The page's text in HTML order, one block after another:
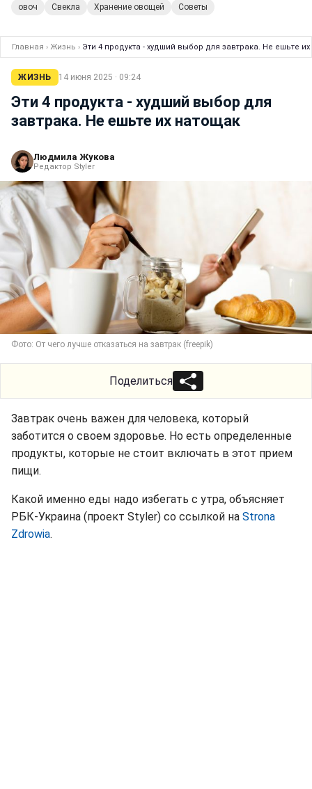
овоч Свекла Хранение овощей Советы
Главная › Жизнь › Эти 4 продукта - худший выбор для завтрака. Не ешьте
ЖИЗНЬ 14 июня 2025 · 09:24
Эти 4 продукта - худший выбор для
завтрака. Не ешьте их натощак
Людмила Жукова
Редактор Styler
Фото: От чего лучше отказаться на завтрак (freepik)
Поделиться
Завтрак очень важен для человека, который
заботится о своем здоровье. Но есть определенные
продукты, которые не стоит включать в этот прием
пищи.
Какой именно еды надо избегать с утра, объясняет
РБК-Украина (проект Styler) со ссылкой на Strona
Zdrowia.